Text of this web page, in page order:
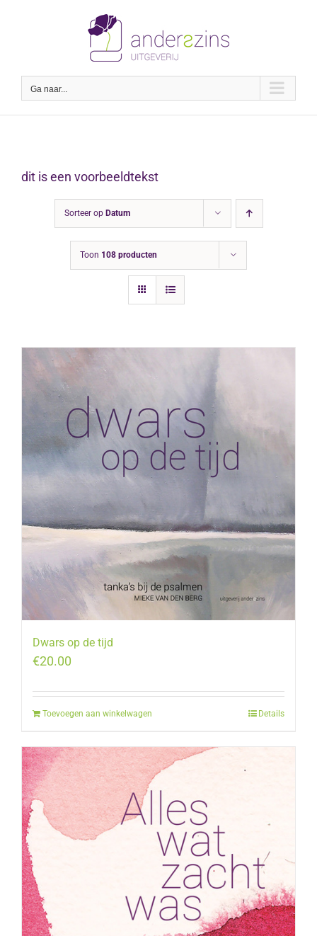
Ga naar...
dit is een voorbeeldtekst
Sorteer op Datum
Toon 108 producten
Dwars op de tijd
€20.00
Toevoegen aan winkelwagen Details